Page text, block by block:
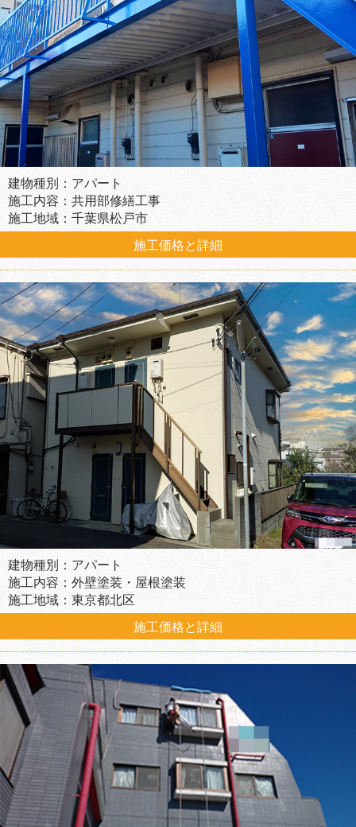
建物種別：アパート
施工内容：共用部修繕工事
施工地域：千葉県松戸市
施工価格と詳細
建物種別：アパート
施工内容：外壁塗装・屋根塗装
施工地域：東京都北区
施工価格と詳細